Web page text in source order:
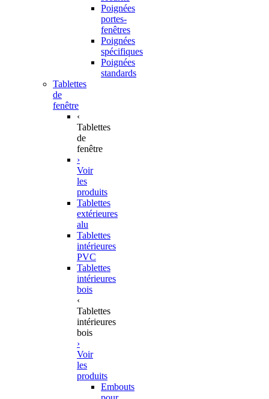
Poignées
portes-
fenêtres
Poignées
spécifiques
Poignées
standards
Tablettes
de
fenêtre
‹
Tablettes
de
fenêtre
›
Voir
les
produits
Tablettes
extérieures
alu
Tablettes
intérieures
PVC
Tablettes
intérieures
bois
‹
Tablettes
intérieures
bois
›
Voir
les
produits
Embouts